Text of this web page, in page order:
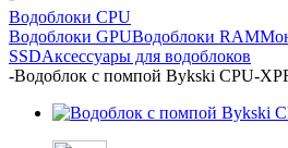
Водоблоки CPU
Водоблоки GPUВодоблоки RAM
SSDАксессуары для водоблоков
-Водоблок с помпой Bykski CPU-